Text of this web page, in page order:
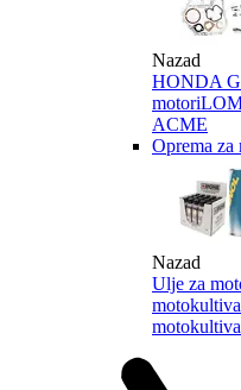
Nazad
HONDA
motori
ACME
Oprema
Nazad
Ulje za